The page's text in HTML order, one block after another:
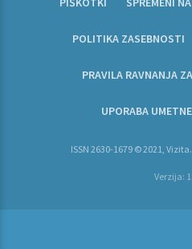
POLITIKA ZASEBNOSTI
PRAVILA RAVNANJA
UPORABA
ISSN 2630-1679 © 2021,
Verzija: